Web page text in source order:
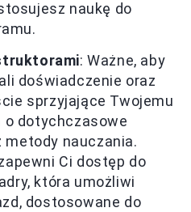
naukę do
: Ważne, aby
doświadczenie oraz
sprzyjające Twojemu
o dotychczasowe
metody nauczania.
Ci dostęp do
która umożliwi
dostosowane do